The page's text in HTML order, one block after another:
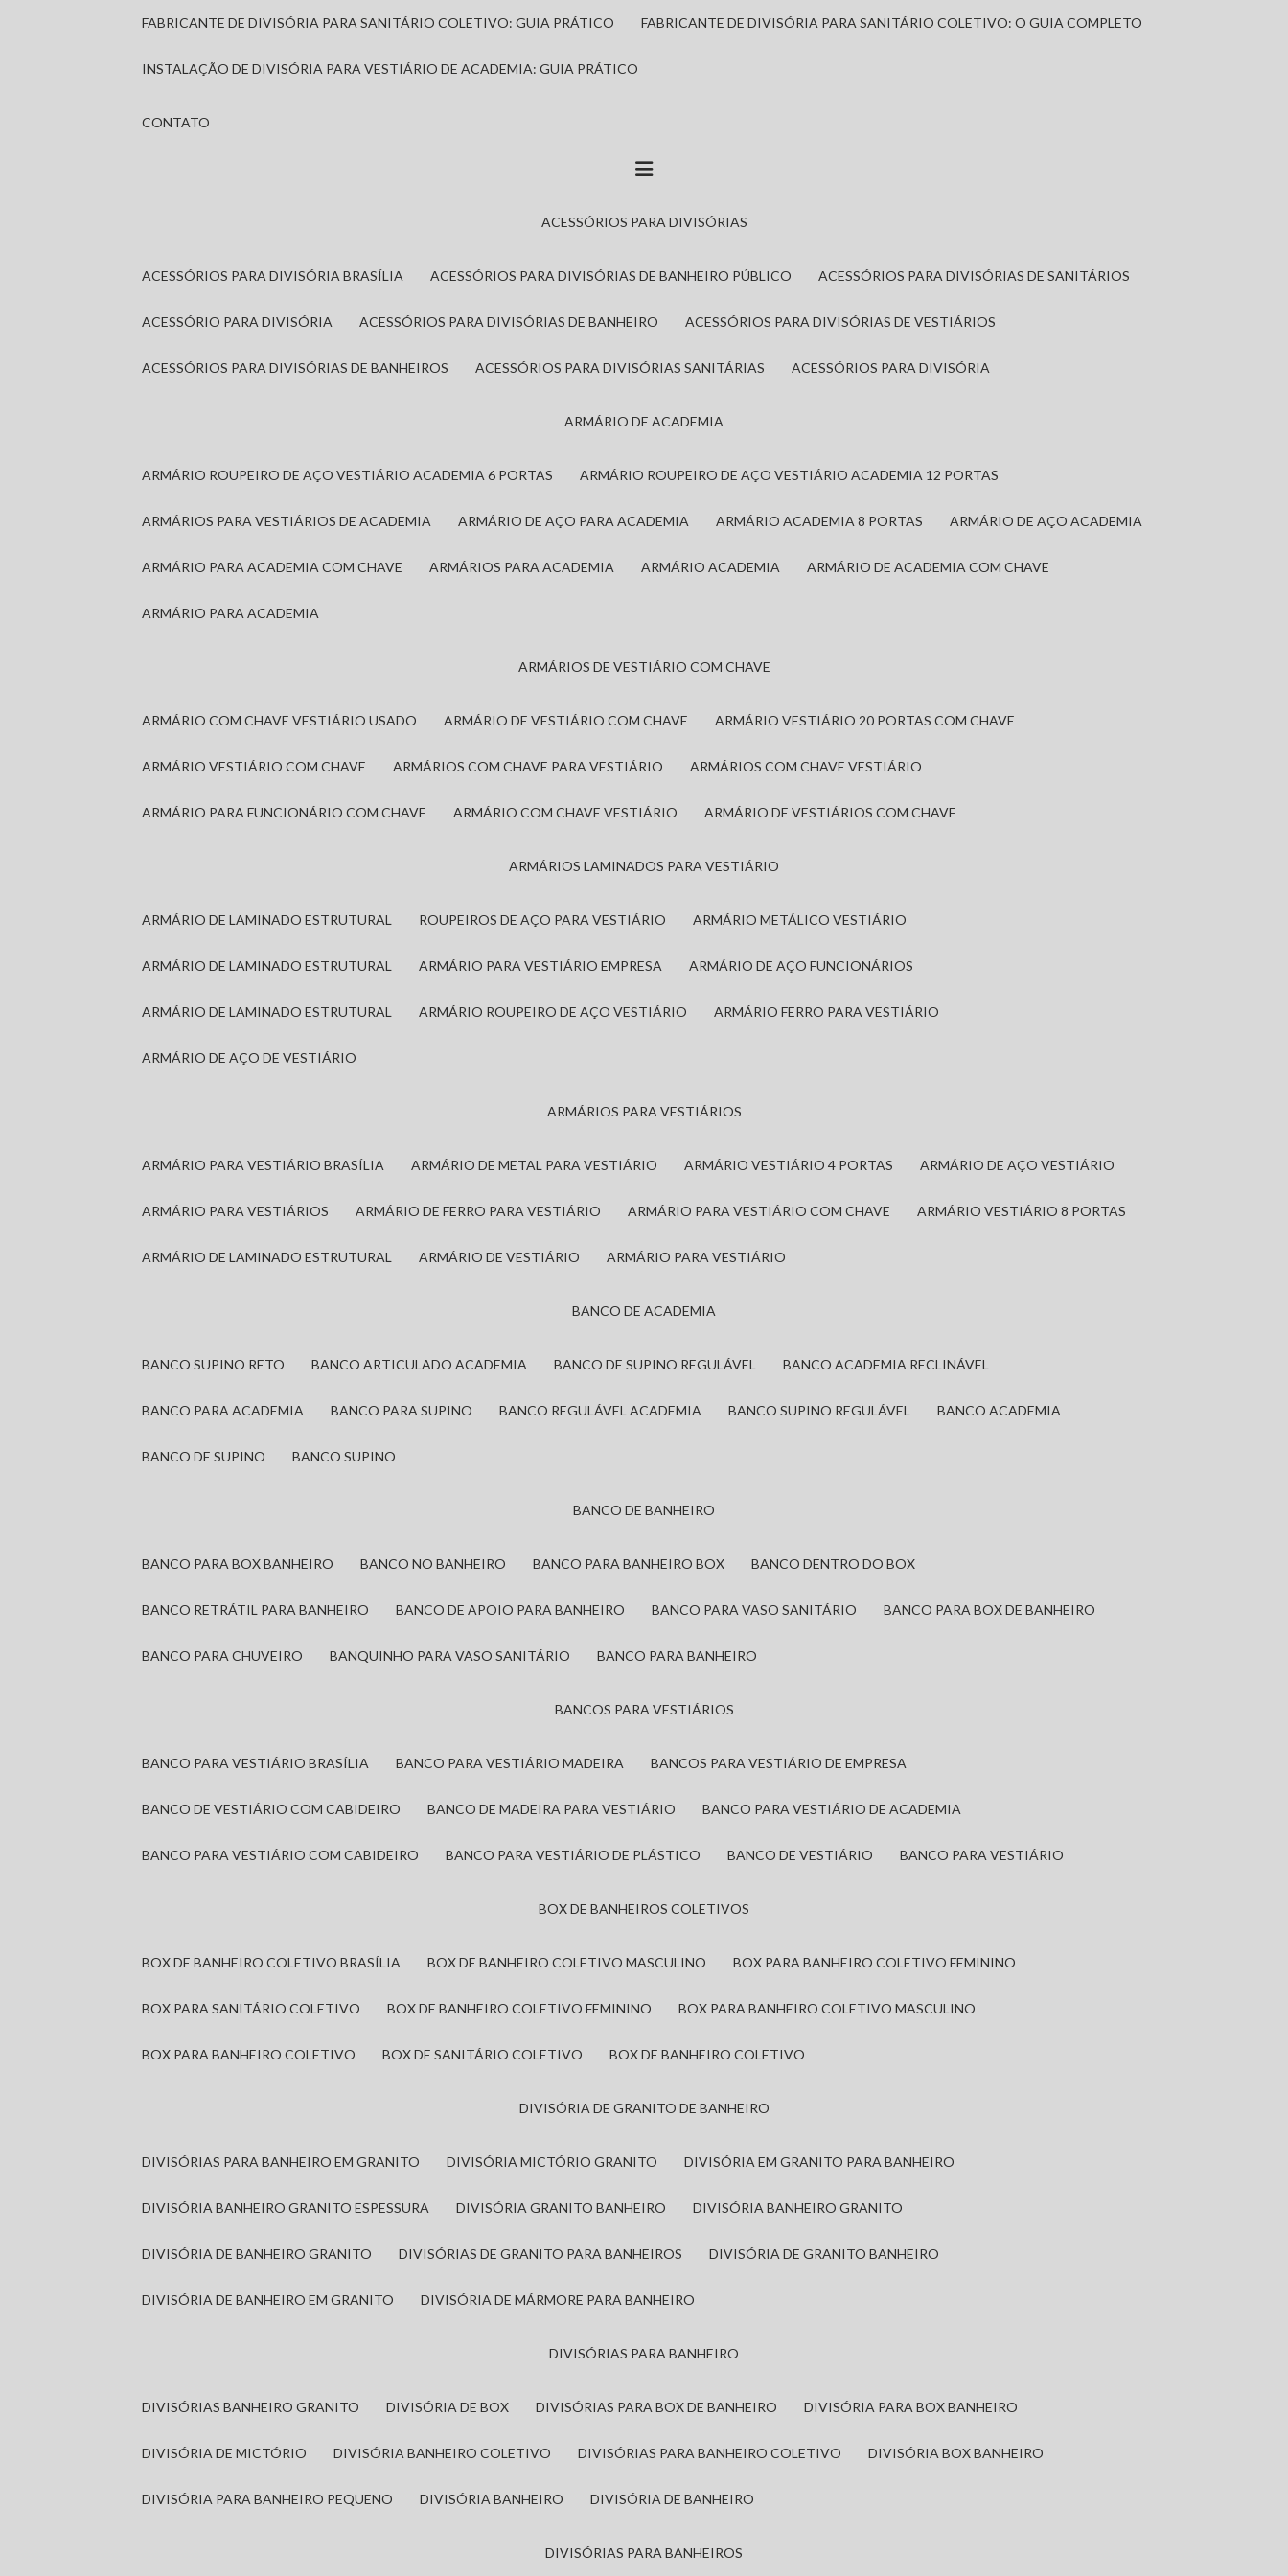
FABRICANTE DE DIVISÓRIA PARA SANITÁRIO COLETIVO: GUIA PRÁTICO FABRICANTE DE DIVISÓRIA PARA SANITÁRIO COLETIVO: O GUIA COMPLETO
INSTALAÇÃO DE DIVISÓRIA PARA VESTIÁRIO DE ACADEMIA: GUIA PRÁTICO
CONTATO
ACESSÓRIOS PARA DIVISÓRIAS
ACESSÓRIOS PARA DIVISÓRIA BRASÍLIA ACESSÓRIOS PARA DIVISÓRIAS DE BANHEIRO PÚBLICO ACESSÓRIOS PARA DIVISÓRIAS DE SANITÁRIOS
ACESSÓRIO PARA DIVISÓRIA ACESSÓRIOS PARA DIVISÓRIAS DE BANHEIRO ACESSÓRIOS PARA DIVISÓRIAS DE VESTIÁRIOS
ACESSÓRIOS PARA DIVISÓRIAS DE BANHEIROS ACESSÓRIOS PARA DIVISÓRIAS SANITÁRIAS ACESSÓRIOS PARA DIVISÓRIA
ARMÁRIO DE ACADEMIA
ARMÁRIO ROUPEIRO DE AÇO VESTIÁRIO ACADEMIA 6 PORTAS ARMÁRIO ROUPEIRO DE AÇO VESTIÁRIO ACADEMIA 12 PORTAS
ARMÁRIOS PARA VESTIÁRIOS DE ACADEMIA ARMÁRIO DE AÇO PARA ACADEMIA ARMÁRIO ACADEMIA 8 PORTAS ARMÁRIO DE AÇO ACADEMIA
ARMÁRIO PARA ACADEMIA COM CHAVE ARMÁRIOS PARA ACADEMIA ARMÁRIO ACADEMIA ARMÁRIO DE ACADEMIA COM CHAVE
ARMÁRIO PARA ACADEMIA
ARMÁRIOS DE VESTIÁRIO COM CHAVE
ARMÁRIO COM CHAVE VESTIÁRIO USADO ARMÁRIO DE VESTIÁRIO COM CHAVE ARMÁRIO VESTIÁRIO 20 PORTAS COM CHAVE
ARMÁRIO VESTIÁRIO COM CHAVE ARMÁRIOS COM CHAVE PARA VESTIÁRIO ARMÁRIOS COM CHAVE VESTIÁRIO
ARMÁRIO PARA FUNCIONÁRIO COM CHAVE ARMÁRIO COM CHAVE VESTIÁRIO ARMÁRIO DE VESTIÁRIOS COM CHAVE
ARMÁRIOS LAMINADOS PARA VESTIÁRIO
ARMÁRIO DE LAMINADO ESTRUTURAL ROUPEIROS DE AÇO PARA VESTIÁRIO ARMÁRIO METÁLICO VESTIÁRIO
ARMÁRIO DE LAMINADO ESTRUTURAL ARMÁRIO PARA VESTIÁRIO EMPRESA ARMÁRIO DE AÇO FUNCIONÁRIOS
ARMÁRIO DE LAMINADO ESTRUTURAL ARMÁRIO ROUPEIRO DE AÇO VESTIÁRIO ARMÁRIO FERRO PARA VESTIÁRIO
ARMÁRIO DE AÇO DE VESTIÁRIO
ARMÁRIOS PARA VESTIÁRIOS
ARMÁRIO PARA VESTIÁRIO BRASÍLIA ARMÁRIO DE METAL PARA VESTIÁRIO ARMÁRIO VESTIÁRIO 4 PORTAS ARMÁRIO DE AÇO VESTIÁRIO
ARMÁRIO PARA VESTIÁRIOS ARMÁRIO DE FERRO PARA VESTIÁRIO ARMÁRIO PARA VESTIÁRIO COM CHAVE ARMÁRIO VESTIÁRIO 8 PORTAS
ARMÁRIO DE LAMINADO ESTRUTURAL ARMÁRIO DE VESTIÁRIO ARMÁRIO PARA VESTIÁRIO
BANCO DE ACADEMIA
BANCO SUPINO RETO BANCO ARTICULADO ACADEMIA BANCO DE SUPINO REGULÁVEL BANCO ACADEMIA RECLINÁVEL
BANCO PARA ACADEMIA BANCO PARA SUPINO BANCO REGULÁVEL ACADEMIA BANCO SUPINO REGULÁVEL BANCO ACADEMIA
BANCO DE SUPINO BANCO SUPINO
BANCO DE BANHEIRO
BANCO PARA BOX BANHEIRO BANCO NO BANHEIRO BANCO PARA BANHEIRO BOX BANCO DENTRO DO BOX
BANCO RETRÁTIL PARA BANHEIRO BANCO DE APOIO PARA BANHEIRO BANCO PARA VASO SANITÁRIO BANCO PARA BOX DE BANHEIRO
BANCO PARA CHUVEIRO BANQUINHO PARA VASO SANITÁRIO BANCO PARA BANHEIRO
BANCOS PARA VESTIÁRIOS
BANCO PARA VESTIÁRIO BRASÍLIA BANCO PARA VESTIÁRIO MADEIRA BANCOS PARA VESTIÁRIO DE EMPRESA
BANCO DE VESTIÁRIO COM CABIDEIRO BANCO DE MADEIRA PARA VESTIÁRIO BANCO PARA VESTIÁRIO DE ACADEMIA
BANCO PARA VESTIÁRIO COM CABIDEIRO BANCO PARA VESTIÁRIO DE PLÁSTICO BANCO DE VESTIÁRIO BANCO PARA VESTIÁRIO
BOX DE BANHEIROS COLETIVOS
BOX DE BANHEIRO COLETIVO BRASÍLIA BOX DE BANHEIRO COLETIVO MASCULINO BOX PARA BANHEIRO COLETIVO FEMININO
BOX PARA SANITÁRIO COLETIVO BOX DE BANHEIRO COLETIVO FEMININO BOX PARA BANHEIRO COLETIVO MASCULINO
BOX PARA BANHEIRO COLETIVO BOX DE SANITÁRIO COLETIVO BOX DE BANHEIRO COLETIVO
DIVISÓRIA DE GRANITO DE BANHEIRO
DIVISÓRIAS PARA BANHEIRO EM GRANITO DIVISÓRIA MICTÓRIO GRANITO DIVISÓRIA EM GRANITO PARA BANHEIRO
DIVISÓRIA BANHEIRO GRANITO ESPESSURA DIVISÓRIA GRANITO BANHEIRO DIVISÓRIA BANHEIRO GRANITO
DIVISÓRIA DE BANHEIRO GRANITO DIVISÓRIAS DE GRANITO PARA BANHEIROS DIVISÓRIA DE GRANITO BANHEIRO
DIVISÓRIA DE BANHEIRO EM GRANITO DIVISÓRIA DE MÁRMORE PARA BANHEIRO
DIVISÓRIAS PARA BANHEIRO
DIVISÓRIAS BANHEIRO GRANITO DIVISÓRIA DE BOX DIVISÓRIAS PARA BOX DE BANHEIRO DIVISÓRIA PARA BOX BANHEIRO
DIVISÓRIA DE MICTÓRIO DIVISÓRIA BANHEIRO COLETIVO DIVISÓRIAS PARA BANHEIRO COLETIVO DIVISÓRIA BOX BANHEIRO
DIVISÓRIA PARA BANHEIRO PEQUENO DIVISÓRIA BANHEIRO DIVISÓRIA DE BANHEIRO
DIVISÓRIAS PARA BANHEIROS